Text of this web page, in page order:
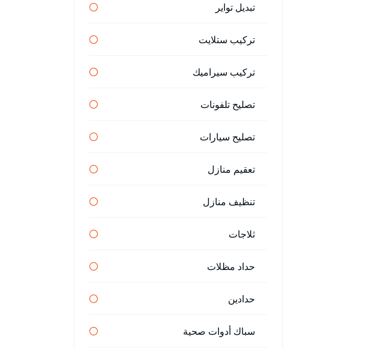
تبديل تواير
تركيب ستلايت
تركيب سيراميك
تصليح تلفونات
تصليح سيارات
تعقيم منازل
تنظيف منازل
ثلاجات
حداد مظلات
حدادين
سباك أدوات صحية